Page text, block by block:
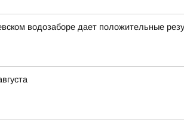
водозаборе дает положительные